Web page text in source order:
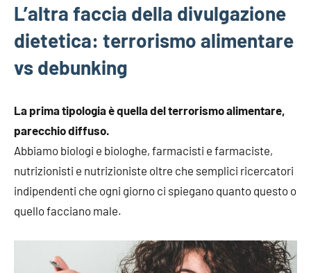
L’altra faccia della divulgazione
dietetica: terrorismo alimentare
vs debunking
La prima tipologia è quella del terrorismo alimentare,
parecchio diffuso.
Abbiamo biologi e biologhe, farmacisti e farmaciste,
nutrizionisti e nutrizioniste oltre che semplici ricercatori
indipendenti che ogni giorno ci spiegano quanto questo o
quello facciano male.